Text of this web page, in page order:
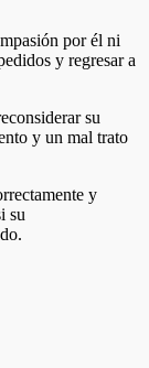
por él ni
y regresar a
su
y un mal trato
y
su